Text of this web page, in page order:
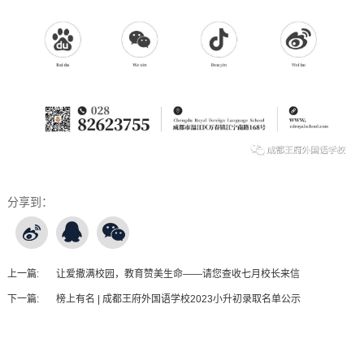
分享到：
上一篇: 让爱撒满校园，教育赞美生命——请您查收七月校长来信
下一篇: 榜上有名 | 成都王府外国语学校2023小升初录取名单公示